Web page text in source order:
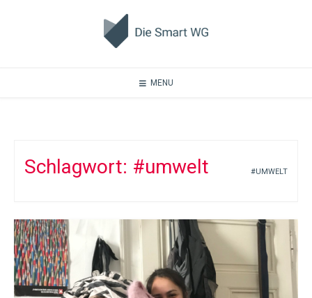
MENU
Schlagwort: #umwelt #UMWELT